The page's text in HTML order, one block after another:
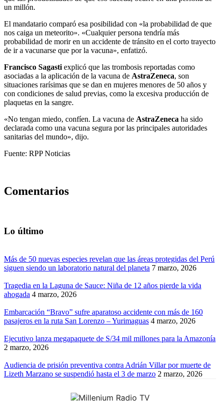
un millón.
El mandatario comparó esa posibilidad con «la probabilidad de que
nos caiga un meteorito». «Cualquier persona tendría más
probabilidad de morir en un accidente de tránsito en el corto trayecto
de ir a vacunarse que por la vacuna», enfatizó.
Francisco Sagasti explicó que las trombosis reportadas como
asociadas a la aplicación de la vacuna de AstraZeneca, son
situaciones rarísimas que se dan en mujeres menores de 50 años y
con condiciones de salud previas, como la excesiva producción de
plaquetas en la sangre.
«No tengan miedo, confíen. La vacuna de AstraZeneca ha sido
declarada como una vacuna segura por las principales autoridades
sanitarias del mundo», dijo.
Fuente: RPP Noticias
Comentarios
Lo último
Más de 50 nuevas especies revelan que las áreas protegidas del Perú
siguen siendo un laboratorio natural del planeta 7 marzo, 2026
Tragedia en la Laguna de Sauce: Niña de 12 años pierde la vida
ahogada 4 marzo, 2026
Embarcación “Bravo” sufre aparatoso accidente con más de 160
pasajeros en la ruta San Lorenzo – Yurimaguas 4 marzo, 2026
Ejecutivo lanza megapaquete de S/34 mil millones para la Amazonía
2 marzo, 2026
Audiencia de prisión preventiva contra Adrián Villar por muerte de
Lizeth Marzano se suspendió hasta el 3 de marzo 2 marzo, 2026